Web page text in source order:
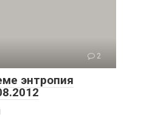
2
энтропия